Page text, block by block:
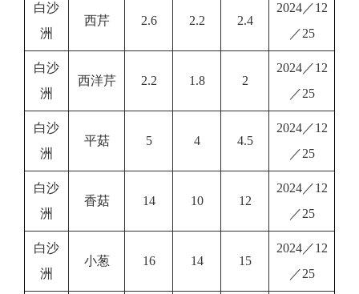
白沙
洲
西芹 2.6 2.2 2.4
2024／12
／25
白沙
洲
西洋芹 2.2 1.8 2
2024／12
／25
白沙
洲
平菇 5 4 4.5
2024／12
／25
白沙
洲
香菇 14 10 12
2024／12
／25
白沙
洲
小葱 16 14 15
2024／12
／25